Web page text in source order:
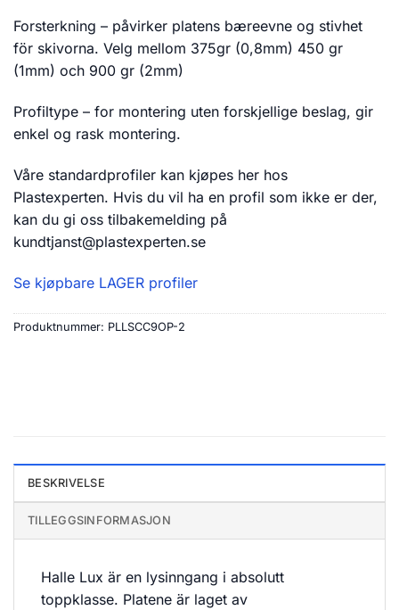
Forsterkning – påvirker platens bæreevne og stivhet
för skivorna. Velg mellom 375gr (0,8mm) 450 gr
(1mm) och 900 gr (2mm)
Profiltype – for montering uten forskjellige beslag, gir
enkel og rask montering.
Våre standardprofiler kan kjøpes her hos
Plastexperten. Hvis du vil ha en profil som ikke er der,
kan du gi oss tilbakemelding på
kundtjanst@plastexperten.se
Se kjøpbare LAGER profiler
Produktnummer: PLLSCC9OP-2
BESKRIVELSE
TILLEGGSINFORMASJON
Halle Lux är en lysinngang i absolutt
toppklasse. Platene är laget av